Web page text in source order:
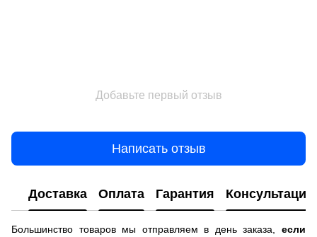
Добавьте первый отзыв
Написать отзыв
Доставка Оплата Гарантия Консультация
Большинство товаров мы отправляем в день заказа, если